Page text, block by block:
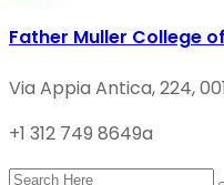
Father Muller College
Via Appia Antica, 224,
+1 312 749 8649a